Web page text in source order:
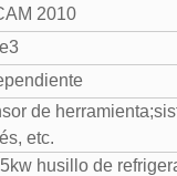
2010
de
etc.
husillo de